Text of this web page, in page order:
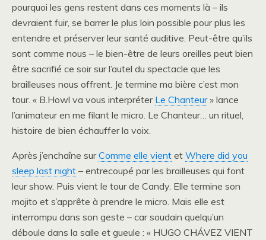
pourquoi les gens restent dans ces moments là – ils
devraient fuir, se barrer le plus loin possible pour plus les
entendre et préserver leur santé auditive. Peut-être qu’ils
sont comme nous – le bien-être de leurs oreilles peut bien
être sacrifié ce soir sur l’autel du spectacle que les
brailleuses nous offrent. Je termine ma bière c’est mon
tour. « B.Howl va vous interpréter Le Chanteur» lance
l’animateur en me filant le micro. Le Chanteur… un rituel,
histoire de bien échauffer la voix.
Après j’enchaîne surComme elle vient et Where did you
sleep last night – entrecoupé par les brailleuses qui font
leur show. Puis vient le tour de Candy. Elle termine son
mojito et s’apprête à prendre le micro. Mais elle est
interrompu dans son geste – car soudain quelqu’un
déboule dans la salle et gueule : « HUGO CHÁVEZ VIENT